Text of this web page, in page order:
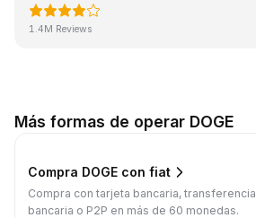
1.4M Reviews
Más formas de operar DOGE
Compra DOGE con fiat
Compra con tarjeta bancaria, transferencia
bancaria o P2P en más de 60 monedas.